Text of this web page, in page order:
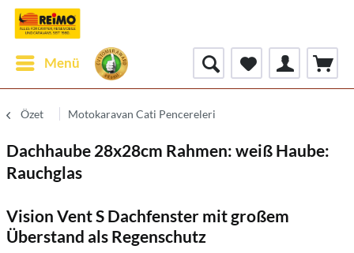
Menü
Özet Motokaravan Cati Pencereleri
Dachhaube 28x28cm Rahmen: weiß Haube:
Rauchglas
Vision Vent S Dachfenster mit großem
Überstand als Regenschutz